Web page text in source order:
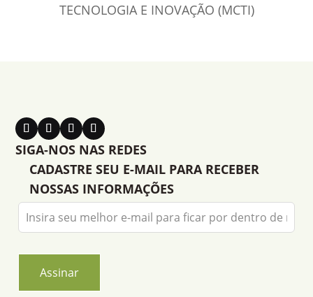
TECNOLOGIA E INOVAÇÃO (MCTI)
SIGA-NOS NAS REDES
CADASTRE SEU E-MAIL PARA RECEBER
NOSSAS INFORMAÇÕES
Leave
this
blank
Assinar